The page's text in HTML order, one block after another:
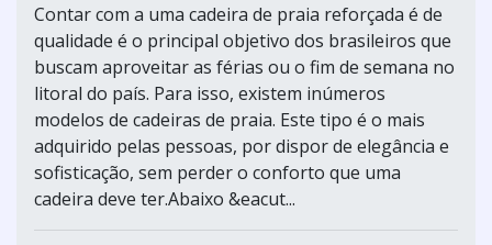
Contar com a uma cadeira de praia reforçada é de
qualidade é o principal objetivo dos brasileiros que
buscam aproveitar as férias ou o fim de semana no
litoral do país. Para isso, existem inúmeros
modelos de cadeiras de praia. Este tipo é o mais
adquirido pelas pessoas, por dispor de elegância e
sofisticação, sem perder o conforto que uma
cadeira deve ter.Abaixo &eacut...